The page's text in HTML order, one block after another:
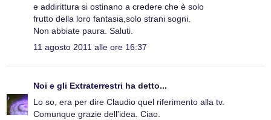
e addirittura si ostinano a credere che è solo
frutto della loro fantasia,solo strani sogni.
Non abbiate paura. Saluti.
11 agosto 2011 alle ore 16:37
Noi e gli Extraterrestri ha detto...
Lo so, era per dire Claudio quel riferimento alla tv.
Comunque grazie dell'idea. Ciao.